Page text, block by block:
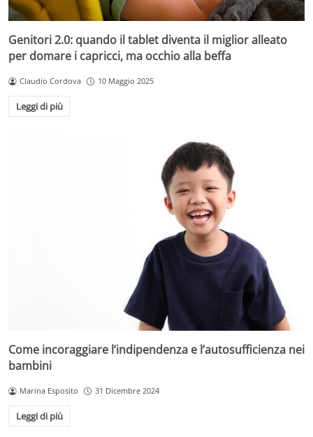
Genitori 2.0: quando il tablet diventa il miglior alleato
per domare i capricci, ma occhio alla beffa
Claudio Cordova 10 Maggio 2025
Leggi di più
Come incoraggiare l’indipendenza e l’autosufficienza nei
bambini
Marina Esposito 31 Dicembre 2024
Leggi di più